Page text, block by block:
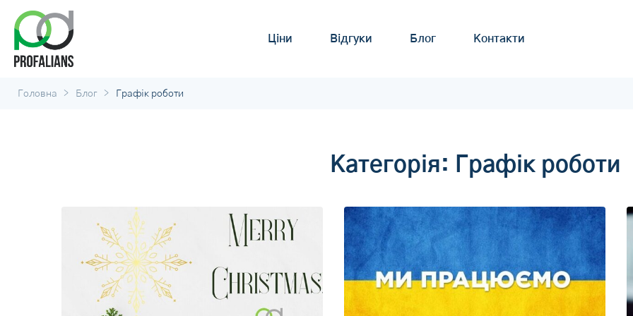
Ціни Відгуки Блог Контакти
Головна > Блог > Графік роботи
Категорія: Графік роботи